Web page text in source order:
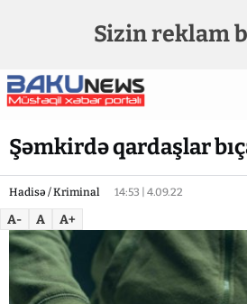
Sizin reklam
Şəmkirdə qardaşlar
Hadisə / Kriminal 14:53 | 4.09.22
A- A A+